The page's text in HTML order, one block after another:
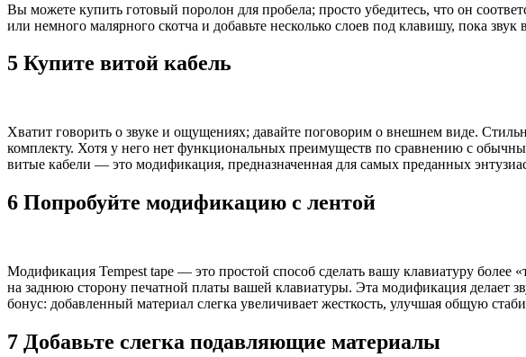
Вы можете купить готовый поролон для пробела; просто убедитесь, что он
или немного малярного скотча и добавьте несколько слоев под клавишу, пока
5 Купите витой кабель
Хватит говорить о звуке и ощущениях; давайте поговорим о внешнем виде.
комплекту. Хотя у него нет функциональных преимуществ по сравнению с
витые кабели — это модификация, предназначенная для самых преданных
6 Попробуйте модификацию с лентой
Модификация Tempest tape — это простой способ сделать вашу клавиатуру более
на заднюю сторону печатной платы вашей клавиатуры. Эта модификация делает
бонус: добавленный материал слегка увеличивает жесткость, улучшая общую
7 Добавьте слегка подавляющие материалы